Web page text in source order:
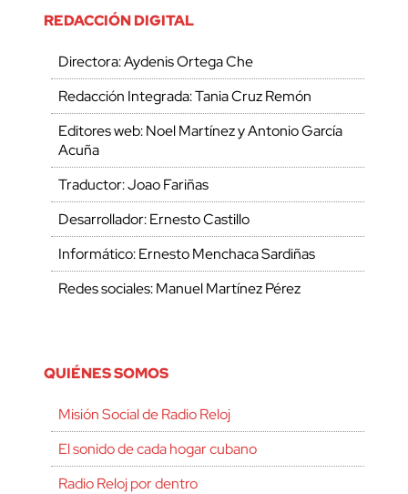
REDACCIÓN DIGITAL
Directora: Aydenis Ortega Che
Redacción Integrada: Tania Cruz Remón
Editores web: Noel Martínez y Antonio García
Acuña
Traductor: Joao Fariñas
Desarrollador: Ernesto Castillo
Informático: Ernesto Menchaca Sardiñas
Redes sociales: Manuel Martínez Pérez
QUIÉNES SOMOS
Misión Social de Radio Reloj
El sonido de cada hogar cubano
Radio Reloj por dentro